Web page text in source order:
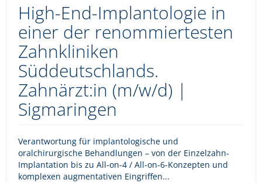
High-End-Implantologie in
einer der renommiertesten
Zahnkliniken
Süddeutschlands.
Zahnärzt:in (m/w/d) |
Sigmaringen
Verantwortung für implantologische und
oralchirurgische Behandlungen – von der Einzelzahn-
Implantation bis zu All-on-4 / All-on-6-Konzepten und
komplexen augmentativen Eingriffen...